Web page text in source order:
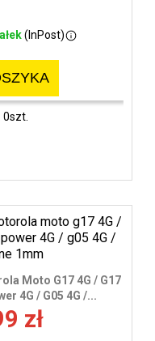
(InPost)
0szt.
Moto G17 4G / G17
4G / G05 4G /...
zł